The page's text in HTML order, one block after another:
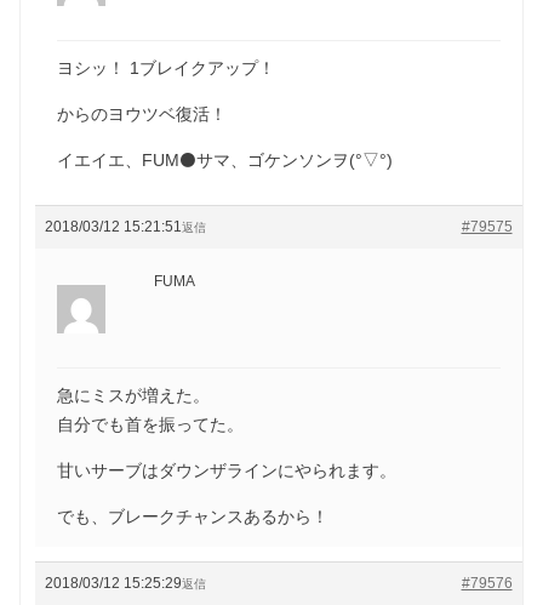
ヨシッ！ 1ブレイクアップ！
からのヨウツベ復活！
イエイエ、FUM⚫️サマ、ゴケンソンヲ(°▽°)
2018/03/12 15:21:51 #79575
返信
FUMA
急にミスが増えた。
自分でも首を振ってた。
甘いサーブはダウンザラインにやられます。
でも、ブレークチャンスあるから！
2018/03/12 15:25:29 #79576
返信